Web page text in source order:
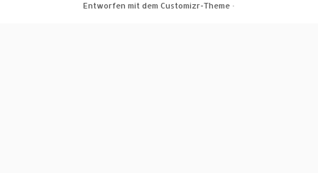
Entworfen mit dem Customizr-Theme ·